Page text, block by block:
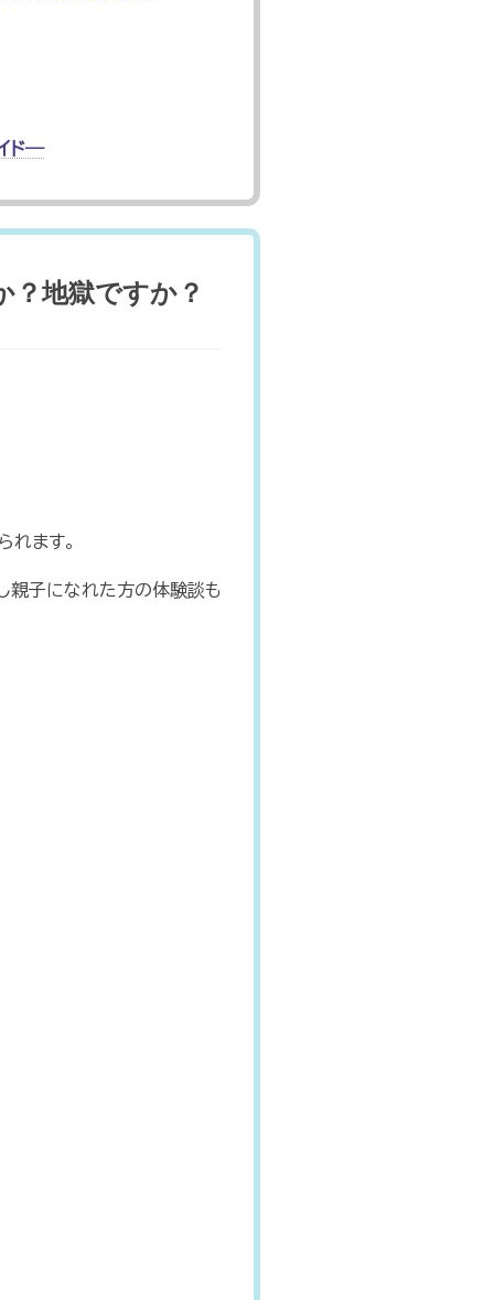
ド―
？地獄ですか？
れます。
親子になれた方の体験談も